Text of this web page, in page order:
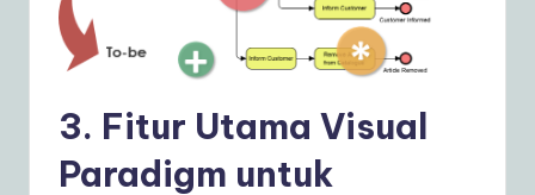
3. Fitur Utama Visual
Paradigm untuk